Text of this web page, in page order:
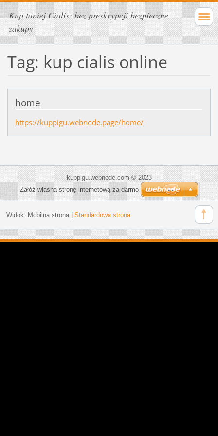
Kup taniej Cialis: bez preskrypcji bezpieczne
zakupy
Tag: kup cialis online
home
https://kuppigu.webnode.page/home/
kuppigu.webnode.com © 2023
Załóż własną stronę internetową za darmo
Widok: Mobilna strona| Standardowa strona